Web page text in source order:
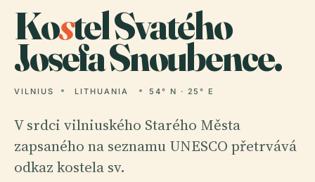
Kostel Svatého
Josefa Snoubence.
VILNIUS LITHUANIA 54° N · 25° E
V srdci vilniuského Starého Města
zapsaného na seznamu UNESCO přetrvává
odkaz kostela sv.